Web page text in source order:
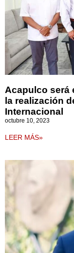
Acapulco será
la realización
Internacional
octubre 10, 2023
LEER MÁS»